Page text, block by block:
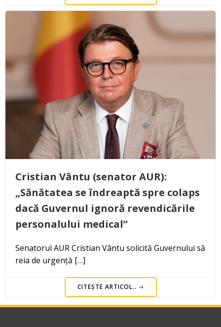
Cristian Vântu (senator AUR):
„Sănătatea se îndreaptă spre colaps
dacă Guvernul ignoră revendicările
personalului medical”
Senatorul AUR Cristian Vântu solicită Guvernului să
reia de urgență […]
CITEȘTE ARTICOL..